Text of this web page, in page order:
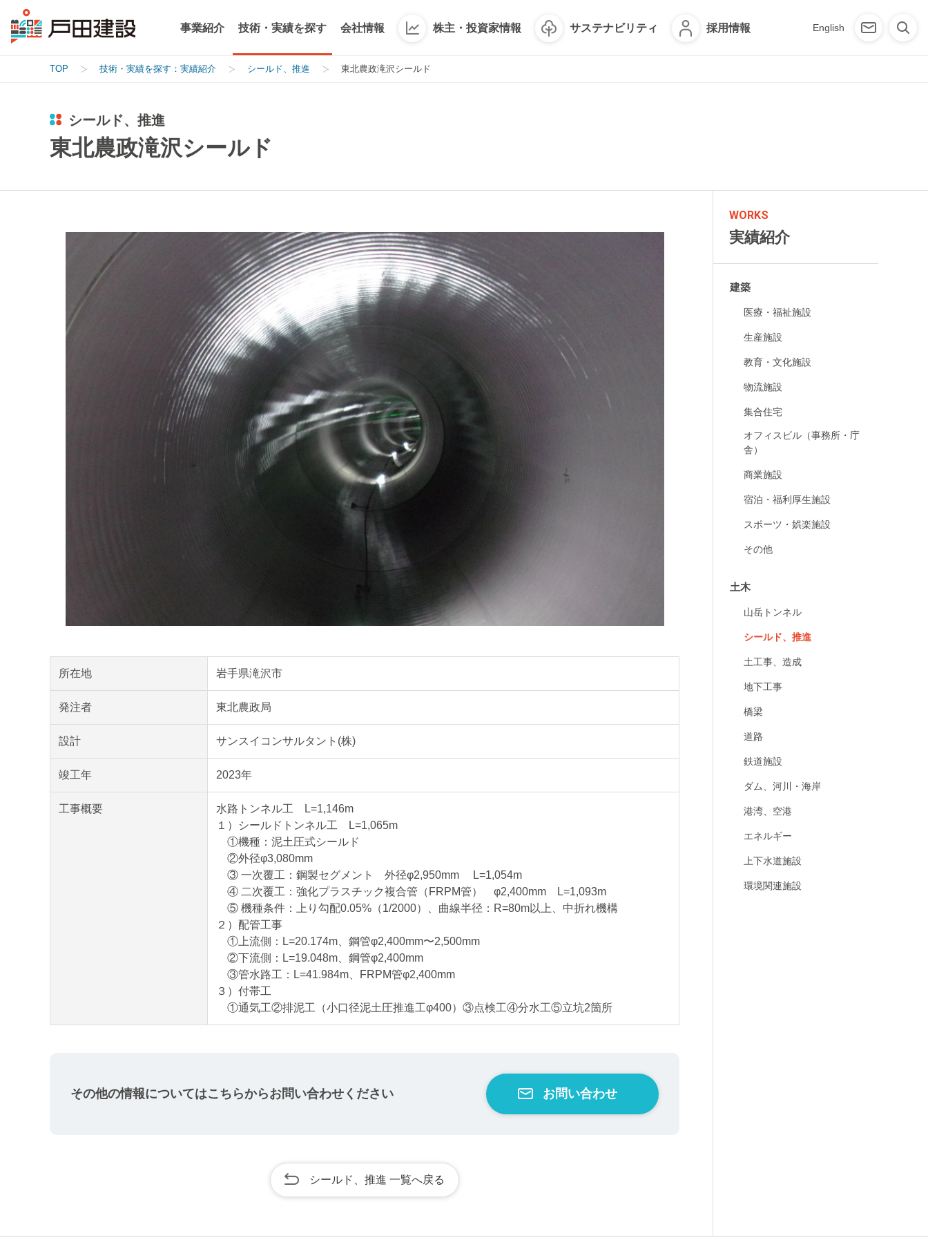
事業紹介 技術・実績を探す 会社情報 株主・投資家情報 サステナビリティ 採用情報 English
TOP 技術・実績を探す：実績紹介 シールド、推進 東北農政滝沢シールド
シールド、推進
東北農政滝沢シールド
WORKS
実績紹介
建築
医療・福祉施設
生産施設
教育・文化施設
物流施設
集合住宅
オフィスビル（事務所・庁
舎）
商業施設
宿泊・福利厚生施設
スポーツ・娯楽施設
その他
土木
山岳トンネル
シールド、推進
土工事、造成
地下工事
橋梁
道路
鉄道施設
ダム、河川・海岸
港湾、空港
エネルギー
上下水道施設
環境関連施設
所在地 岩手県滝沢市
発注者 東北農政局
設計 サンスイコンサルタント(株)
竣工年 2023年
工事概要
水路トンネル工 L=1,146m
１）シールドトンネル工 L=1,065m
①機種：泥土圧式シールド
②外径φ3,080mm
③ 一次覆工：鋼製セグメント 外径φ2,950mm L=1,054m
④ 二次覆工：強化プラスチック複合管（FRPM管） φ2,400mm L=1,093m
⑤ 機種条件：上り勾配0.05%（1/2000）、曲線半径：R=80m以上、中折れ機構
２）配管工事
①上流側：L=20.174m、鋼管φ2,400mm〜2,500mm
②下流側：L=19.048m、鋼管φ2,400mm
③管水路工：L=41.984m、FRPM管φ2,400mm
３）付帯工
①通気工②排泥工（小口径泥土圧推進工φ400）③点検工④分水工⑤立坑2箇所
その他の情報についてはこちらからお問い合わせください お問い合わせ
シールド、推進 一覧へ戻る